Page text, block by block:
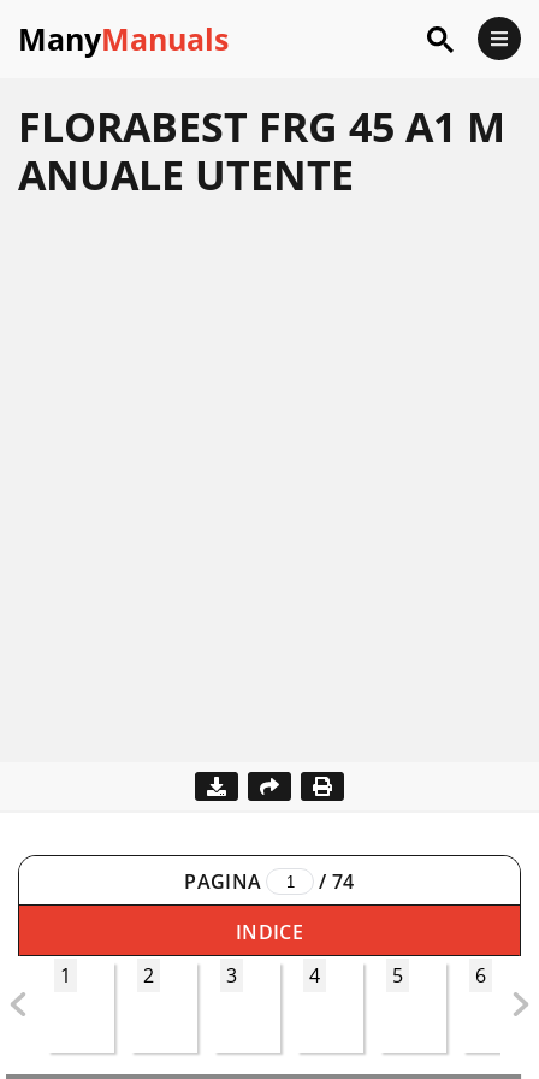
ManyManuals
FLORABEST FRG 45 A1 M
ANUALE UTENTE
PAGINA / 74
INDICE
1
2 3 4 5 6